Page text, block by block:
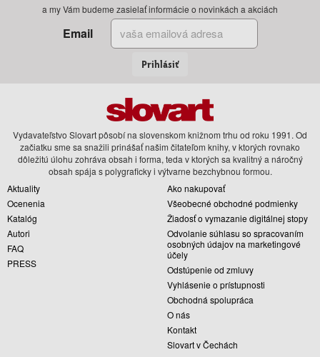
a my Vám budeme zasielať informácie o novinkách a akciách
Email
Prihlásiť
Vydavateľstvo Slovart pôsobí na slovenskom knižnom trhu od roku 1991. Od
začiatku sme sa snažili prinášať našim čitateľom knihy, v ktorých rovnako
dôležitú úlohu zohráva obsah i forma, teda v ktorých sa kvalitný a náročný
obsah spája s polygraficky i výtvarne bezchybnou formou.
Aktuality
Ocenenia
Katalóg
Autori
FAQ
PRESS
Ako nakupovať
Všeobecné obchodné podmienky
Žiadosť o vymazanie digitálnej stopy
Odvolanie súhlasu so spracovaním
osobných údajov na marketingové
účely
Odstúpenie od zmluvy
Vyhlásenie o prístupnosti
Obchodná spolupráca
O nás
Kontakt
Slovart v Čechách